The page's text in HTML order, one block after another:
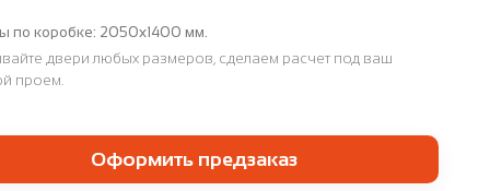
по коробке: 2050х1400 мм.
двери любых размеров, сделаем расчет под ваш
проем.
Оформить предзаказ